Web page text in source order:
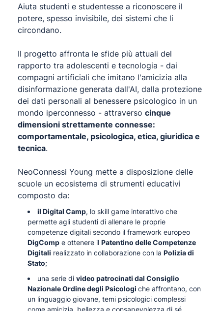
Aiuta studenti e studentesse a riconoscere il
potere, spesso invisibile, dei sistemi che li
circondano.
Il progetto affronta le sfide più attuali del
rapporto tra adolescenti e tecnologia - dai
compagni artificiali che imitano l'amicizia alla
disinformazione generata dall'AI, dalla protezione
dei dati personali al benessere psicologico in un
mondo iperconnesso - attraverso cinque
dimensioni strettamente connesse:
comportamentale, psicologica, etica, giuridica e
tecnica.
NeoConnessi Young mette a disposizione delle
scuole un ecosistema di strumenti educativi
composto da:
il Digital Camp, lo skill game interattivo che
permette agli studenti di allenare le proprie
competenze digitali secondo il framework europeo
DigComp e ottenere il Patentino delle Competenze
Digitali realizzato in collaborazione con la Polizia di
Stato;
una serie di video patrocinati dal Consiglio
Nazionale Ordine degli Psicologi che affrontano, con
un linguaggio giovane, temi psicologici complessi
come amicizia, bellezza e consapevolezza di sé,